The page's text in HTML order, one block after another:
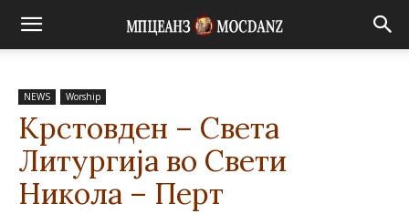
NEWS Worship
Крстовден – Света
Литургија во Свети
Никола – Перт